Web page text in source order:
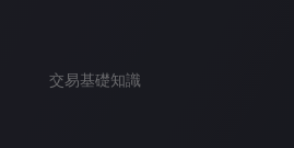
交易基礎知識